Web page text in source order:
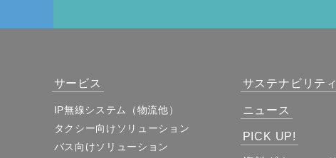
サービス
IP無線システム（物流他）
タクシー向けソリューション
バス向けソリューション
サステナビリティ
ニュース
PICK UP!